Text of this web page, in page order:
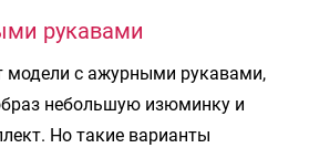
рукавами
с ажурными рукавами,
небольшую изюминку и
Но такие варианты